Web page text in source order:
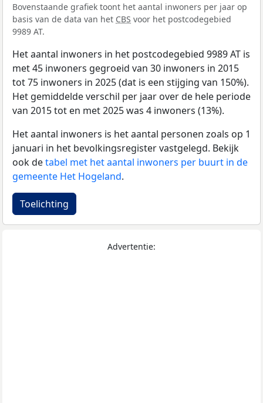
Bovenstaande grafiek toont het aantal inwoners per jaar op
basis van de data van het CBS voor het postcodegebied
9989 AT.
Het aantal inwoners in het postcodegebied 9989 AT is
met 45 inwoners gegroeid van 30 inwoners in 2015
tot 75 inwoners in 2025 (dat is een stijging van 150%).
Het gemiddelde verschil per jaar over de hele periode
van 2015 tot en met 2025 was 4 inwoners (13%).
Het aantal inwoners is het aantal personen zoals op 1
januari in het bevolkingsregister vastgelegd. Bekijk
ook detabel met het aantal inwoners per buurt in de
gemeente Het Hogeland.
Toelichting
Advertentie: